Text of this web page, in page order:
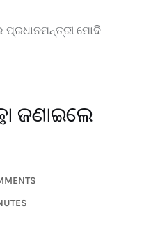
ପ୍ରଧାନମନ୍ତ୍ରୀ ମୋଦି
ଜଣାଇଲେ